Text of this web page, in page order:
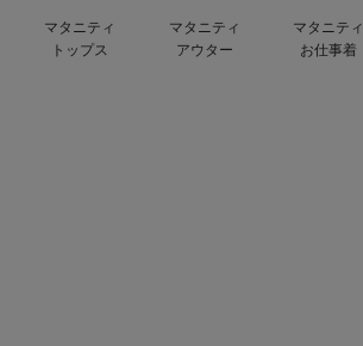
マタニティ
トップス
マタニティ
アウター
マタニティ
お仕事着